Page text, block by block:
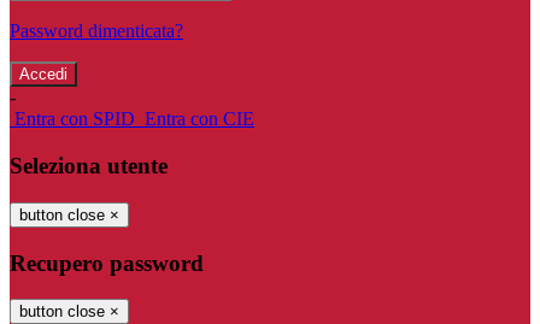
Password dimenticata?
-
Entra con SPID Entra con CIE
Seleziona utente
button close ×
Recupero password
button close ×